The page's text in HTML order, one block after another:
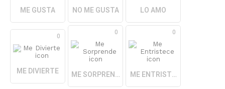
ME GUSTA NO ME GUSTA LO AMO
0
ME DIVIERTE
0
ME SORPRENDE
0
ME ENTRISTECE